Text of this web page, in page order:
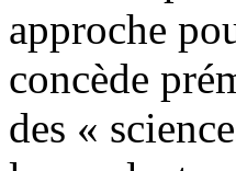
approche
concède
des «